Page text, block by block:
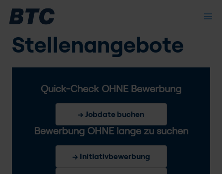
Stellenangebote
Quick-Check OHNE Bewerbung
→ Jobdate buchen
Bewerbung OHNE lange zu suchen
→ Initiativbewerbung